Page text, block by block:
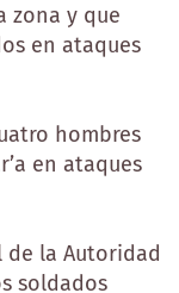
zona y que
en ataques
hombres
en ataques
de la Autoridad
soldados